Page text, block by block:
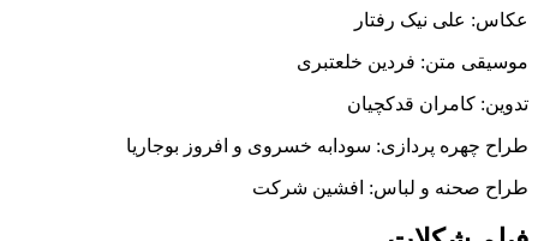
عکاس: علی نیک رفتار
موسیقی متن: فردین خلعتبری
تدوین: کامران قدکچیان
طراح چهره پردازی: سودابه خسروی و افروز بوجاریا
طراح صحنه و لباس: افشین شرکت